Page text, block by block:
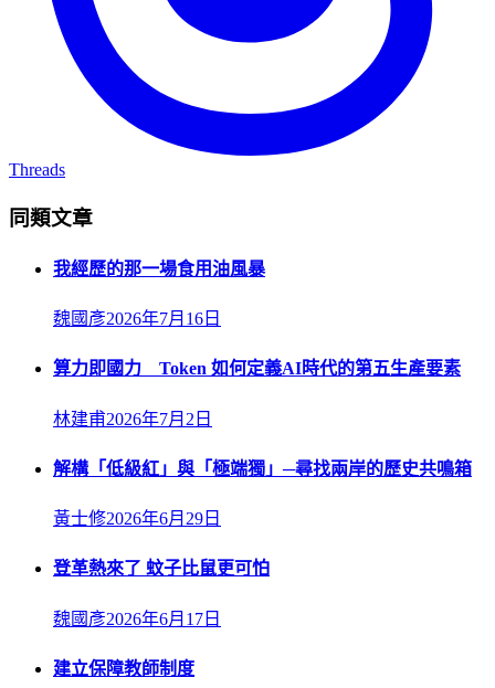
Threads
同類文章
我經歷的那一場食用油風暴
魏國彥2026年7月16日
算力即國力 Token 如何定義AI時代的第五生產要素
林建甫2026年7月2日
解構「低級紅」與「極端獨」─尋找兩岸的歷史共鳴箱
黃士修2026年6月29日
登革熱來了 蚊子比鼠更可怕
魏國彥2026年6月17日
建立保障教師制度